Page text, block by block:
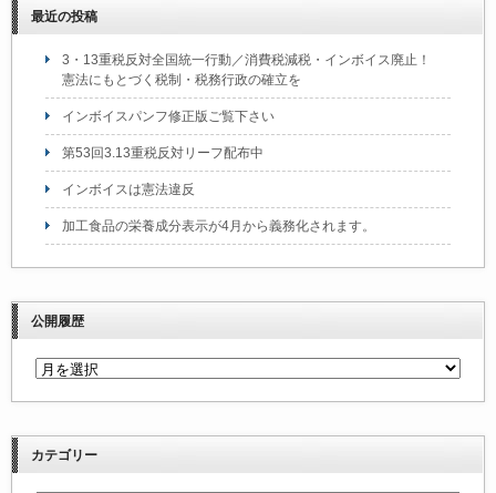
最近の投稿
3・13重税反対全国統一行動／消費税減税・インボイス廃止！
憲法にもとづく税制・税務行政の確立を
インボイスパンフ修正版ご覧下さい
第53回3.13重税反対リーフ配布中
インボイスは憲法違反
加工食品の栄養成分表示が4月から義務化されます。
公開履歴
カテゴリー